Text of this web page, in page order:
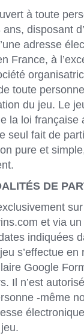
à toute
disposant
adresse
France, à
toute
du jeu. Le
la loi française
seul fait de
pure et
DE
et via
indiquées
s’effectue en
Google
Il n’est
-même